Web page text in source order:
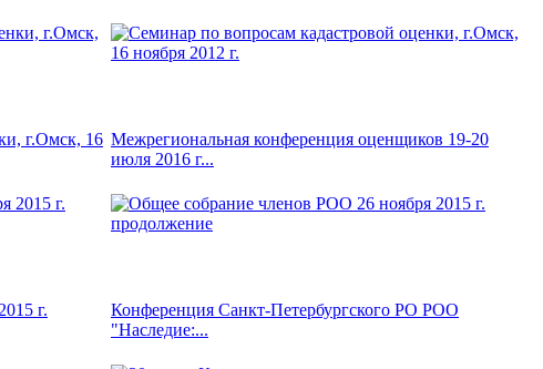
г.Омск, 16 Межрегиональная конференция оценщиков 19-20
июля 2016 г...
г.
Конференция Санкт-Петербургского РО РОО
"Наследие:...